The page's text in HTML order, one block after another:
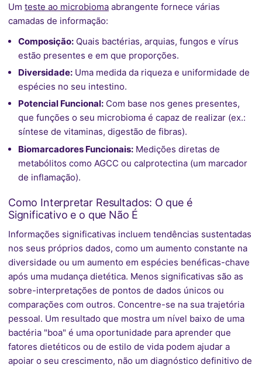
Um teste ao microbioma abrangente fornece várias
camadas de informação:
Composição:Quais bactérias, arquias, fungos e vírus
estão presentes e em que proporções.
Diversidade:Uma medida da riqueza e uniformidade de
espécies no seu intestino.
Potencial Funcional:Com base nos genes presentes,
que funções o seu microbioma é capaz de realizar (ex.:
síntese de vitaminas, digestão de fibras).
Biomarcadores Funcionais:Medições diretas de
metabólitos como AGCC ou calprotectina (um marcador
de inflamação).
Como Interpretar Resultados: O que é
Significativo e o que Não É
Informações significativas incluem tendências sustentadas
nos seus próprios dados, como um aumento constante na
diversidade ou um aumento em espécies benéficas-chave
após uma mudança dietética. Menos significativas são as
sobre-interpretações de pontos de dados únicos ou
comparações com outros. Concentre-se na sua trajetória
pessoal. Um resultado que mostra um nível baixo de uma
bactéria "boa" é uma oportunidade para aprender que
fatores dietéticos ou de estilo de vida podem ajudar a
apoiar o seu crescimento, não um diagnóstico definitivo de